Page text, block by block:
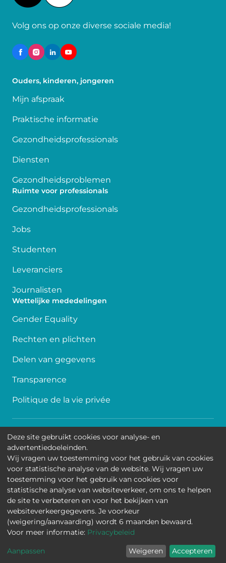
Volg ons op onze diverse sociale media!
Ouders, kinderen, jongeren
Mijn afspraak
Praktische informatie
Gezondheidsprofessionals
Diensten
Gezondheidsproblemen
Ruimte voor professionals
Gezondheidsprofessionals
Jobs
Studenten
Leveranciers
Journalisten
Wettelijke mededelingen
Gender Equality
Rechten en plichten
Delen van gegevens
Transparence
Politique de la vie privée
Toegankelijkheid
Contact
Cookies
Wettelijke mededelingen
Universitair Kinderziekenhuis Koningin Fabiola • Jean-
Joseph Crocqlaan 15 - 1020 Brussel
Deze site gebruikt cookies voor analyse- en
advertentiedoeleinden.
Wij vragen uw toestemming voor het gebruik van cookies
voor statistische analyse van de website. Wij vragen uw
toestemming voor het gebruik van cookies voor
statistische analyse van websiteverkeer, om ons te helpen
de site te verbeteren en voor het bekijken van
websiteverkeergegevens. Je voorkeur
(weigering/aanvaarding) wordt 6 maanden bewaard.
Voor meer informatie: Privacybeleid
Aanpassen Weigeren Accepteren